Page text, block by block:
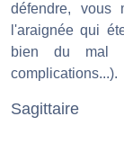
défendre, vous
l'araignée qui
bien du mal
complications...).
Sagittaire